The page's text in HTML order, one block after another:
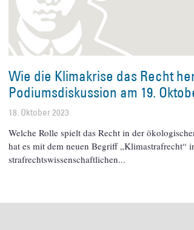
Wie die Klimakrise das Recht
Podiumsdiskussion am 19.
18. Oktober 2023
Welche Rolle spielt das Recht in der
hat es mit dem neuen Begriff „Klimastrafrecht“
strafrechtswissenschaftlichen